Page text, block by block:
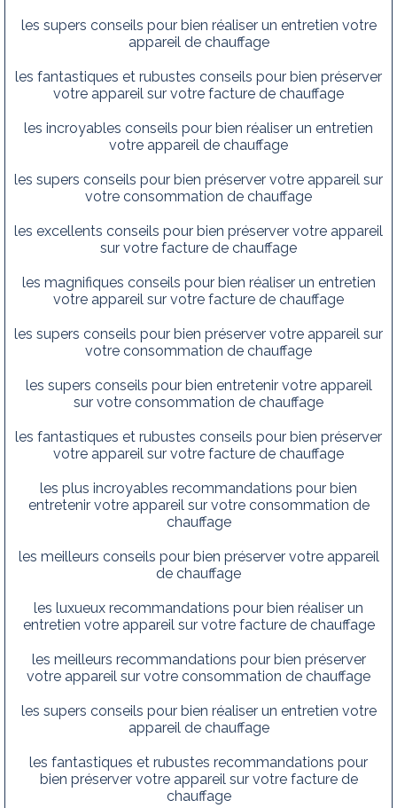
les supers conseils pour bien réaliser un entretien votre
appareil de chauffage
les fantastiques et rubustes conseils pour bien préserver
votre appareil sur votre facture de chauffage
les incroyables conseils pour bien réaliser un entretien
votre appareil de chauffage
les supers conseils pour bien préserver votre appareil sur
votre consommation de chauffage
les excellents conseils pour bien préserver votre appareil
sur votre facture de chauffage
les magnifiques conseils pour bien réaliser un entretien
votre appareil sur votre facture de chauffage
les supers conseils pour bien préserver votre appareil sur
votre consommation de chauffage
les supers conseils pour bien entretenir votre appareil
sur votre consommation de chauffage
les fantastiques et rubustes conseils pour bien préserver
votre appareil sur votre facture de chauffage
les plus incroyables recommandations pour bien
entretenir votre appareil sur votre consommation de
chauffage
les meilleurs conseils pour bien préserver votre appareil
de chauffage
les luxueux recommandations pour bien réaliser un
entretien votre appareil sur votre facture de chauffage
les meilleurs recommandations pour bien préserver
votre appareil sur votre consommation de chauffage
les supers conseils pour bien réaliser un entretien votre
appareil de chauffage
les fantastiques et rubustes recommandations pour
bien préserver votre appareil sur votre facture de
chauffage